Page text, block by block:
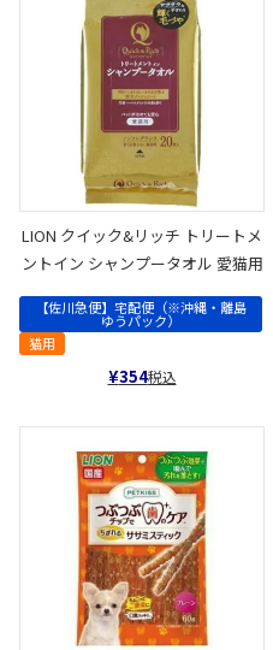
LION クイック&リッチ トリートメ
ントイン シャンプータオル 愛猫用
【佐川急便】宅配便（※沖縄・離島
ゆうパック）
猫用
¥354税込